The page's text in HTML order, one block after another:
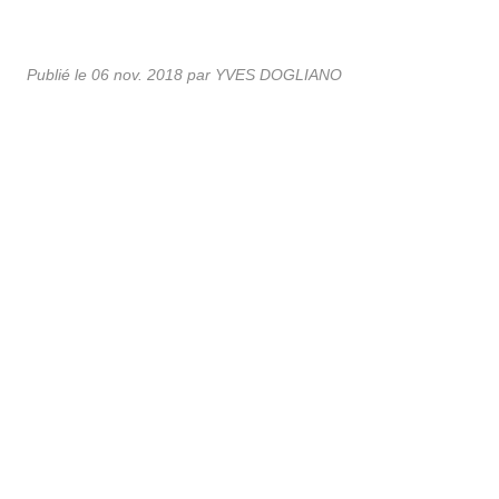
Publié le 06 nov. 2018 par YVES DOGLIANO